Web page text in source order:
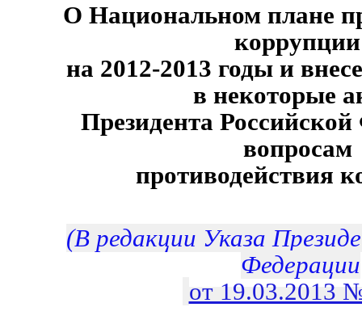
О Национальном плане
на 2012-2013 годы и
в некоторые
Президента
вопросам
противодействия
(В редакции Указа
Федерации
от 19.03.2013